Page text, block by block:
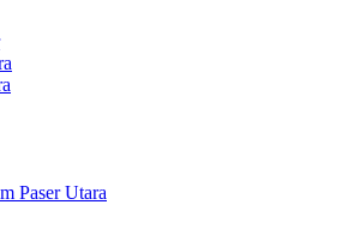
Paser Utara